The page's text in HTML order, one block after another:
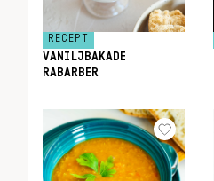
RECEPT
VANILJBAKADE
RABARBER